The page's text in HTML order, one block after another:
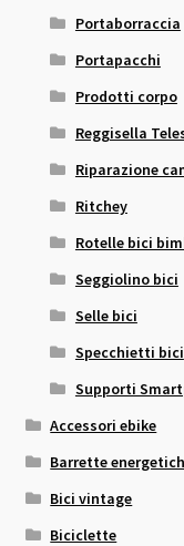
Portaborraccia
Portapacchi
Prodotti corpo
Reggisella
Riparazione
Ritchey
Rotelle bici
Seggiolino bici
Selle bici
Specchietti bici
Supporti
Accessori ebike
Barrette
Bici vintage
Biciclette